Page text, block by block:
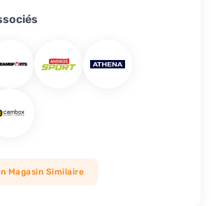
Magasin Similaire